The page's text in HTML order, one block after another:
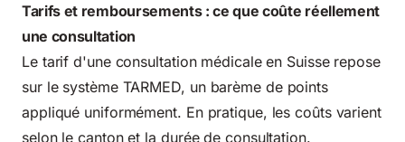
Tarifs et remboursements : ce que coûte réellement
une consultation
Le tarif d'une consultation médicale en Suisse repose
sur le système TARMED, un barème de points
appliqué uniformément. En pratique, les coûts varient
selon le canton et la durée de consultation.